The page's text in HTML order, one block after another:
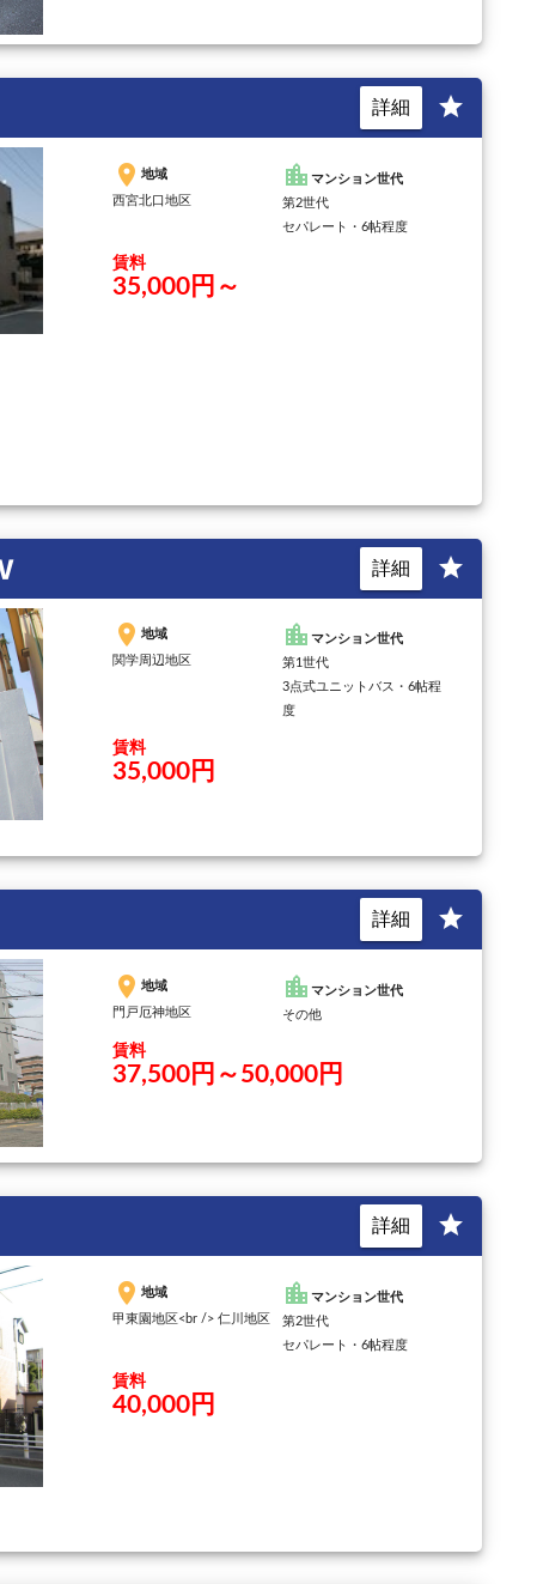
star
詳細
place 地域
西宮北口地区
location_cityマンション世代
第2世代
セパレート・6帖程度
賃料
35,000円～
star
詳細
place 地域
関学周辺地区
location_cityマンション世代
第1世代
3点式ユニットバス・6帖程
度
賃料
35,000円
star
詳細
place 地域
門戸厄神地区
location_cityマンション世代
その他
賃料
37,500円～50,000円
star
詳細
place 地域
甲東園地区<br /> 仁川地区
location_cityマンション世代
第2世代
セパレート・6帖程度
賃料
40,000円